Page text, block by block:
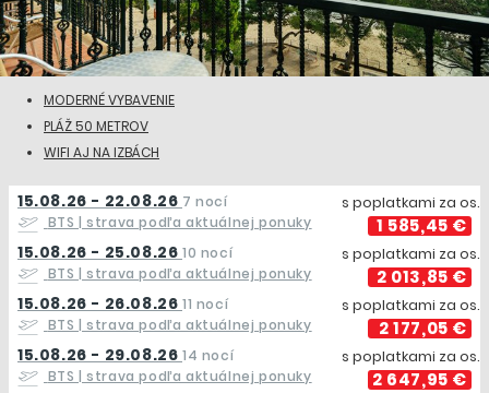
MODERNÉ VYBAVENIE
PLÁŽ 50 METROV
WIFI AJ NA IZBÁCH
15.08.26 - 22.08.26 7 nocí
BTS| strava podľa aktuálnej ponuky
s poplatkami za os.
1 585,45 €
15.08.26 - 25.08.26 10 nocí
BTS| strava podľa aktuálnej ponuky
s poplatkami za os.
2 013,85 €
15.08.26 - 26.08.26 11 nocí
BTS| strava podľa aktuálnej ponuky
s poplatkami za os.
2 177,05 €
15.08.26 - 29.08.26 14 nocí
BTS| strava podľa aktuálnej ponuky
s poplatkami za os.
2 647,95 €